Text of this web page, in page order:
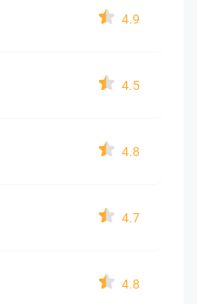
4.9
4.5
4.8
4.7
4.8